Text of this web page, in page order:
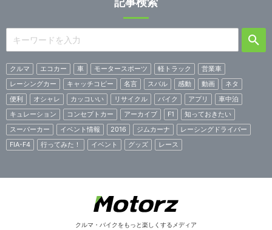
クルマ エコカー 車 モータースポーツ 軽トラック
営業車
レーシングカー
キャッチコピー 名言 スバル 感動 動画
ネタ
便利
オシャレ カッコいい リサイクル バイク アプリ
車中泊
キュレーション
コンセプトカー アーカイブ F1
知っておきたい
スーパーカー
イベント情報 2016 ジムカーナ
レーシングドライバー
FIA-F4
行ってみた！ イベント グッズ レース
クルマ・バイクをもっと楽しくするメディア